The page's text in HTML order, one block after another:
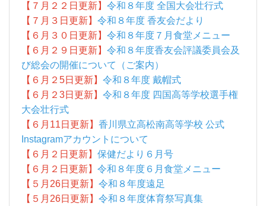
【６月２日更新】保健だより６月号
【６月２日更新】 令和８年度６月食堂メニュー
【５月26日更新】令和８年度遠足
【５月26日更新】令和８年度体育祭写真集
【５月26日更新】月間行事予定
トピックス新着情報
2026/07/24
南高祭一般公開のお知らせ
2026/03/26